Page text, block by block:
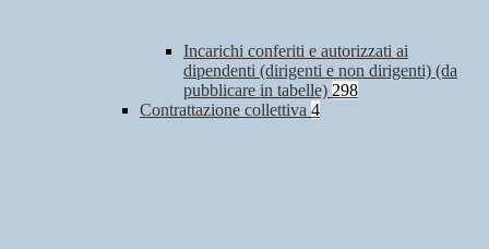
Incarichi conferiti e autorizzati ai
dipendenti (dirigenti e non dirigenti) (da
pubblicare in tabelle) 298
Contrattazione collettiva 4